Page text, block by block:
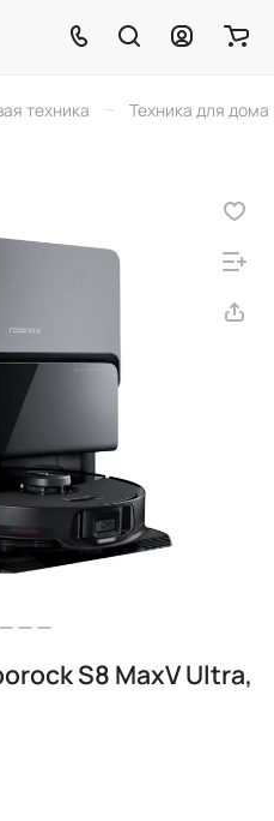
техника – Техника для дома
S8 MaxV Ultra,